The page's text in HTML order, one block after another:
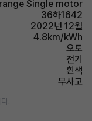
Single motor
36하1642
2022년 12월
4.8km/kWh
오토
전기
흰색
무사고
.